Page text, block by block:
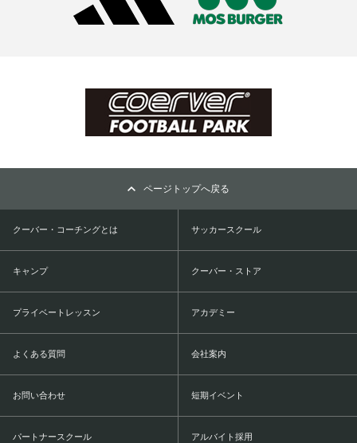
ページトップへ戻る
クーバー・コーチングとは サッカースクール
キャンプ クーバー・ストア
プライベートレッスン アカデミー
よくある質問 会社案内
お問い合わせ 短期イベント
パートナースクール アルバイト採用